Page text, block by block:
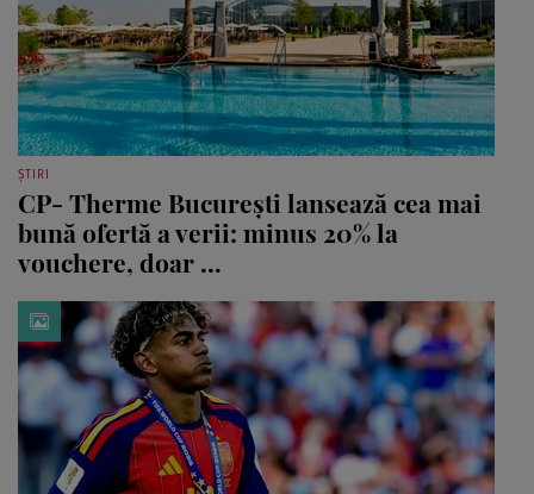
ȘTIRI
CP- Therme București lansează cea mai
bună ofertă a verii: minus 20% la
vouchere, doar ...